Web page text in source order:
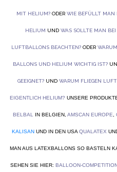
MIT HELIUM?ODER WIE BEFÜLLT MAN
HELIUM UND WAS SOLLTE MAN
LUFTBALLONS BEACHTEN? ODER
BALLONS UND HELIUM WICHTIG IST?
GEEIGNET?UND WARUM FLIEGEN
EIGENTLICH HELIUM? UNSERE
BELBAL IN BELGIEN, AMSCAN EUROPE
KALISAN UND IN DEN USA QUALATEX
MAN AUS LATEXBALLONS SO BASTELN
SEHEN SIE HIER: BALLOON-